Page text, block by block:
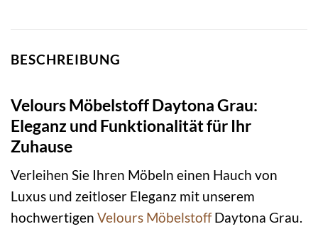
BESCHREIBUNG
Velours Möbelstoff Daytona Grau:
Eleganz und Funktionalität für Ihr
Zuhause
Verleihen Sie Ihren Möbeln einen Hauch von
Luxus und zeitloser Eleganz mit unserem
hochwertigen Velours MöbelstoffDaytona Grau.